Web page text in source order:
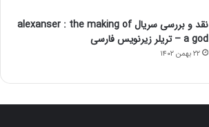
نقد و بررسی سریال alexanser : the making of
a god – تریلر زیرنویس فارسی
۲۲ بهمن ۱۴۰۲